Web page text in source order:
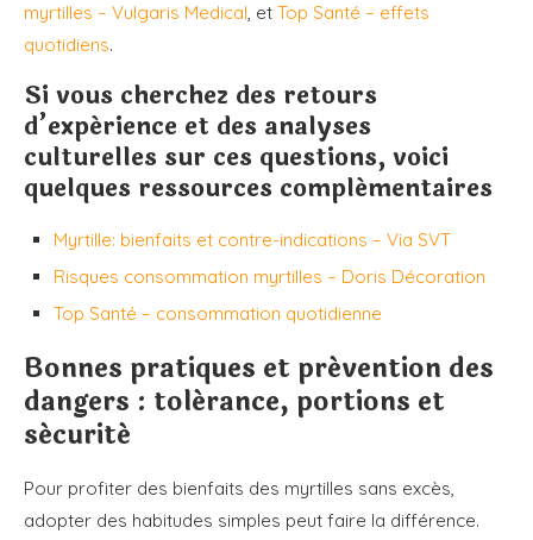
myrtilles – Vulgaris Medical, et Top Santé – effets
quotidiens.
Si vous cherchez des retours
d’expérience et des analyses
culturelles sur ces questions, voici
quelques ressources complémentaires
Myrtille: bienfaits et contre-indications – Via SVT
Risques consommation myrtilles – Doris Décoration
Top Santé – consommation quotidienne
Bonnes pratiques et prévention des
dangers : tolérance, portions et
sécurité
Pour profiter des bienfaits des myrtilles sans excès,
adopter des habitudes simples peut faire la différence.